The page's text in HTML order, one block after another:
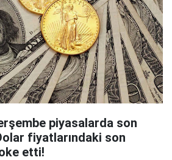
piyasalarda son
fiyatlarındaki son
etti!